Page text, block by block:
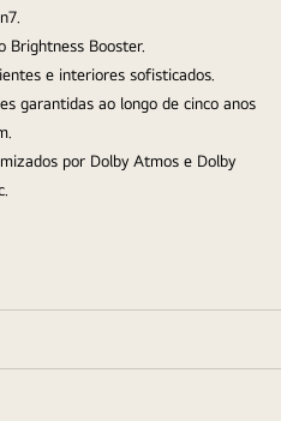
Brightness Booster.
e interiores sofisticados.
garantidas ao longo de cinco anos
por Dolby Atmos e Dolby